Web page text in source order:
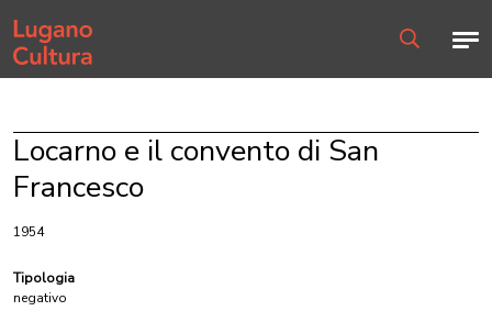
Home page
Locarno e il convento di San
Francesco
1954
Tipologia
negativo